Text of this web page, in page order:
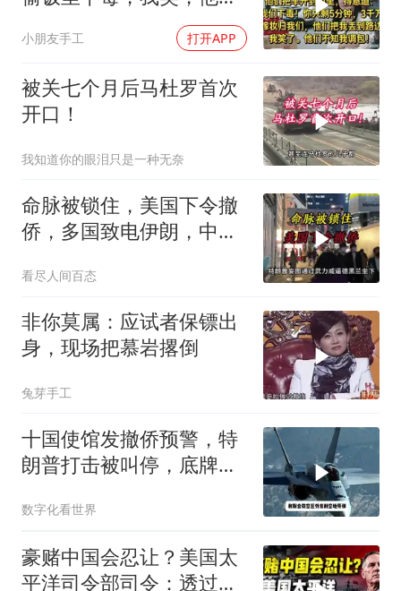
小朋友手工 打开APP
被关七个月后马杜罗首次
开口！
我知道你的眼泪只是一种无奈
命脉被锁住，美国下令撤
侨，多国致电伊朗，中国
看尽人间百态
非你莫属：应试者保镖出
身，现场把慕岩撂倒
兔芽手工
十国使馆发撤侨预警，特
朗普打击被叫停，底牌将
数字化看世界
豪赌中国会忍让？美国太
平洋司令部司令：透过实